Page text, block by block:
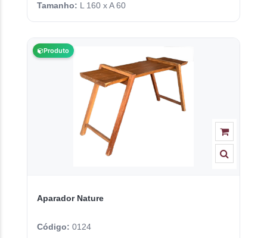
Tamanho: L 160 x A 60
Produto
Aparador Nature
Código: 0124